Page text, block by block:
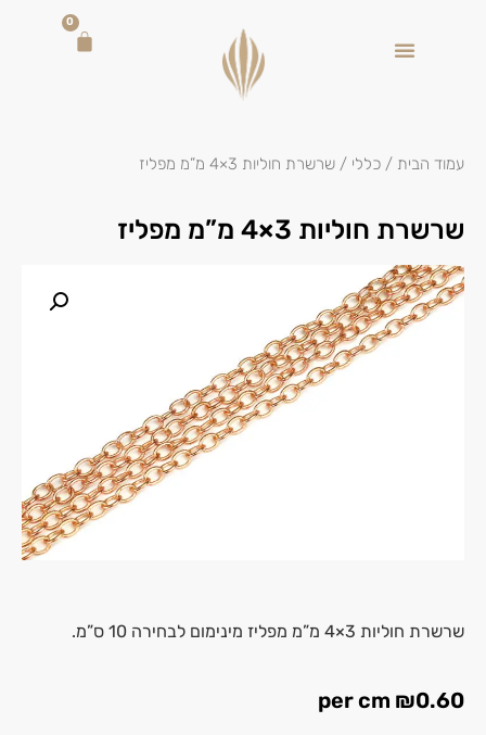
0
עמוד הבית / כללי / שרשרת חוליות 3×4 מ”מ מפליז
שרשרת חוליות 3×4 מ”מ מפליז
שרשרת חוליות 3×4 מ”מ מפליז מינימום לבחירה 10 ס”מ.
₪0.60